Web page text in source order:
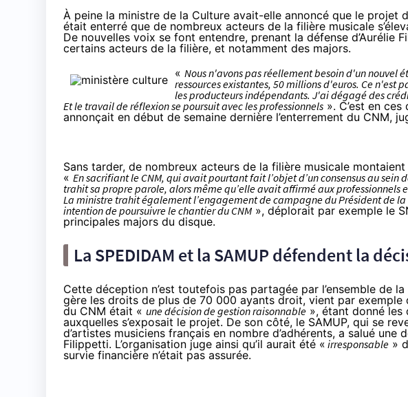
À peine la ministre de la Culture avait-elle annoncé que le projet
était enterré que de nombreux acteurs de la filière musicale
De nouvelles voix se font entendre, prenant la défense d’Aurélie
certains acteurs de la filière, et notamment des majors.
« Nous n'avons pas réellement besoin d'un nouvel
ressources existantes, 50 millions d'euros. Ce n'est
les producteurs indépendants. J'ai dégagé des
Et le travail de réflexion se poursuit avec les professionnels ». C’est en
annonçait en début de semaine dernière l’enterrement du CNM,
Sans tarder, de nombreux acteurs de la filière musicale
« En sacrifiant le CNM, qui avait pourtant fait l’objet d’un consensus au
trahit sa propre parole, alors même qu’elle avait affirmé aux
La ministre trahit également l’engagement de campagne du Président de
intention de poursuivre le chantier du CNM», déplorait par exemple le
principales majors du disque.
La SPEDIDAM et la SAMUP défendent la
Cette déception n’est toutefois pas partagée par l’ensemble de la
gère les droits de plus de 70 000 ayants droit, vient par exemple
du CNM était « une décision de gestion raisonnable », étant donné
auxquelles s’exposait le projet. De son côté, le SAMUP, qui se
d’artistes musiciens français en nombre d’adhérents, a salué une
Filippetti. L’organisation juge ainsi qu’il aurait été « irresponsable »
survie financière n’était pas assurée.